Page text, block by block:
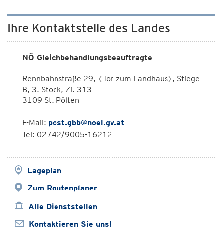
Ihre Kontaktstelle des Landes
NÖ Gleichbehandlungsbeauftragte
Rennbahnstraße 29, (Tor zum Landhaus), Stiege
B, 3. Stock, Zi. 313
3109 St. Pölten
E-Mail: post.gbb@noel.gv.at
Tel: 02742/9005-16212
Lageplan
Zum Routenplaner
Alle Dienststellen
Kontaktieren Sie uns!